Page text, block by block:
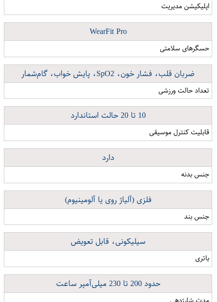
اپلیکیشن مدیریت
WearFit Pro
حسگرهای سلامتی
ضربان قلب، فشار خون، SpO2، پایش خواب، گام‌شمار
تعداد حالت ورزشی
10 تا 20 حالت استاندارد
قابلیت کنترل موسیقی
دارد
جنس بدنه
فلزی (آلیاژ روی یا آلومینیوم)
جنس بند
سیلیکونی، قابل تعویض
باتری
حدود 200 تا 230 میلی‌آمپر ساعت